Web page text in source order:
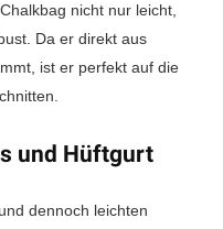
nicht nur leicht,
Da er direkt aus
ist er perfekt auf die
und Hüftgurt
dennoch leichten